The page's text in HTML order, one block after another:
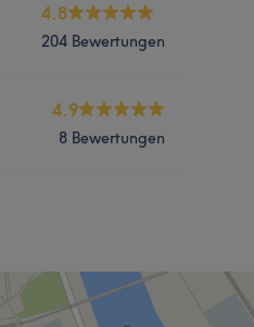
4.8
204 Bewertungen
4.9
8 Bewertungen